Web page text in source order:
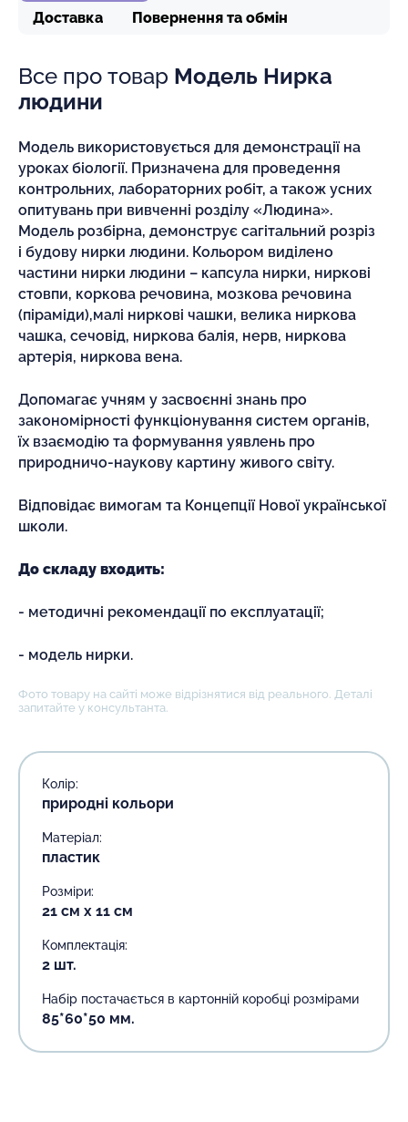
Доставка
Повернення та обмін
Все про товар Модель Нирка
людини
Модель використовується для демонстрації на
уроках біології. Призначена для проведення
контрольних, лабораторних робіт, а також усних
опитувань при вивченні розділу «Людина».
Модель розбірна, демонструє сагітальний розріз
і будову нирки людини. Кольором виділено
частини нирки людини – капсула нирки, ниркові
стовпи, коркова речовина, мозкова речовина
(піраміди),малі ниркові чашки, велика ниркова
чашка, сечовід, ниркова балія, нерв, ниркова
артерія, ниркова вена.
Допомагає учням у засвоєнні знань про
закономірності функціонування систем органів,
їх взаємодію та формування уявлень про
природничо-наукову картину живого світу.
Відповідає вимогам та Концепції Нової української
школи.
До складу входить:
- методичні рекомендації по експлуатації;
- модель нирки.
Фото товару на сайті може відрізнятися від реального. Деталі
запитайте у консультанта.
Колір:
природні кольори
Матеріал:
пластик
Розміри:
21 см х 11 см
Комплектація:
2 шт.
Набір постачається в картонній коробці розмірами
85*60*50 мм.